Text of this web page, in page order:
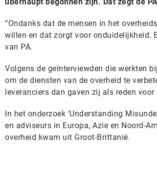
“Ondanks dat de mensen in het
willen en dat zorgt voor onduidelijkheid.
van PA.
Volgens de geïnterviewden die werkten
om de diensten van de overheid te
leveranciers dan gaven zij als reden
In het onderzoek ‘Understanding
en adviseurs in Europa, Azie en Noord-
overheid kwam uit Groot-Brittanië.